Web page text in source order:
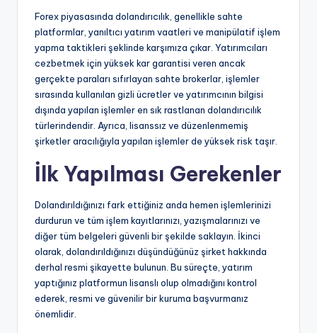
Forex piyasasında dolandırıcılık, genellikle sahte
platformlar, yanıltıcı yatırım vaatleri ve manipülatif işlem
yapma taktikleri şeklinde karşımıza çıkar. Yatırımcıları
cezbetmek için yüksek kar garantisi veren ancak
gerçekte paraları sıfırlayan sahte brokerlar, işlemler
sırasında kullanılan gizli ücretler ve yatırımcının bilgisi
dışında yapılan işlemler en sık rastlanan dolandırıcılık
türlerindendir. Ayrıca, lisanssız ve düzenlenmemiş
şirketler aracılığıyla yapılan işlemler de yüksek risk taşır.
İlk Yapılması Gerekenler
Dolandırıldığınızı fark ettiğiniz anda hemen işlemlerinizi
durdurun ve tüm işlem kayıtlarınızı, yazışmalarınızı ve
diğer tüm belgeleri güvenli bir şekilde saklayın. İkinci
olarak, dolandırıldığınızı düşündüğünüz şirket hakkında
derhal resmi şikayette bulunun. Bu süreçte, yatırım
yaptığınız platformun lisanslı olup olmadığını kontrol
ederek, resmi ve güvenilir bir kuruma başvurmanız
önemlidir.